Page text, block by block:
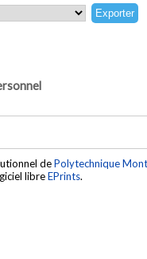
dePolytechnique
libreEPrints.